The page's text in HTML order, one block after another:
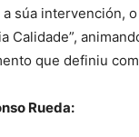
a súa
Calidade”,
que definiu
Rueda: